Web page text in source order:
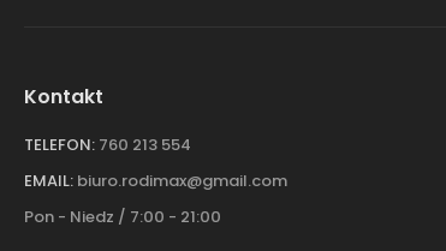
Kontakt
TELEFON: 760 213 554
EMAIL: biuro.rodimax@gmail.com
Pon - Niedz / 7:00 - 21:00